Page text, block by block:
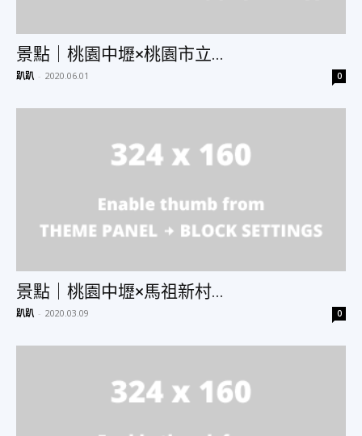
景點｜桃園中壢×桃園市立...
趴趴 - 2020.06.01 0
景點｜桃園中壢×馬祖新村...
趴趴 - 2020.03.09 0